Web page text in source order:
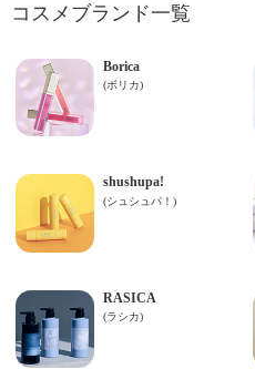
コスメブランド一覧